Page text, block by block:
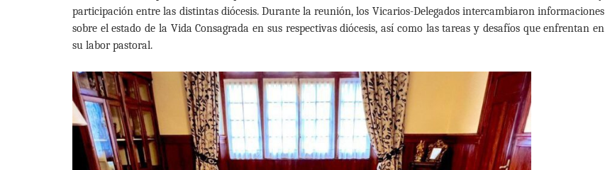
participación entre las distintas diócesis. Durante la reunión, los Vicarios-Delegados intercambiaron informaciones
sobre el estado de la Vida Consagrada en sus respectivas diócesis, así como las tareas y desafíos que enfrentan en
su labor pastoral.